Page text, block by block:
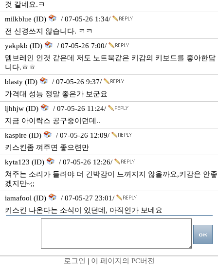
것 같네요.ㅋ
milkblue (ID)
/ 07-05-26 1:34/
전 신경쓰지 않습니다. ㅋㅋ
yakpkb (ID)
/ 07-05-26 7:00/
멤브레인 인것 같은데 저도 노트북같은 키감의 키보드를 좋아한답
니다.ㅎㅎ
blasty (ID)
/ 07-05-26 9:37/
가격대 성능 정말 좋은가 보군요
ljhhjw (ID)
/ 07-05-26 11:24/
지금 아이락스 공구중이던데..
kaspire (ID)
/ 07-05-26 12:09/
키스킨좀 껴주면 좋으련만
kyta123 (ID)
/ 07-05-26 12:26/
쳐주는 소리가 들려야 더 긴박감이 느껴지지 않을까요,키감은 안좋
겠지만~;;
iamafool (ID)
/ 07-05-27 23:01/
키스킨 나온다는 소식이 있던데, 아직인가 보네요
로그인 | 이 페이지의 PC버전